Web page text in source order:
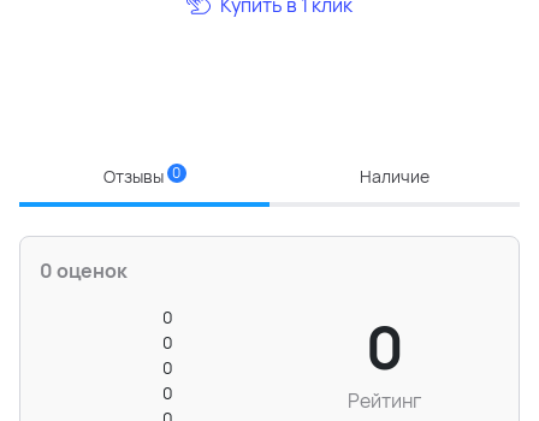
Отзывы 0 Наличие
0 оценок
0
0
0
0
0
Рейтинг